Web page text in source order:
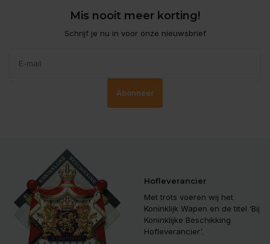
Mis nooit meer korting!
Schrijf je nu in voor onze nieuwsbrief
Abonneer
Hofleverancier
Met trots voeren wij het
Koninklijk Wapen en de titel ‘Bij
Koninklijke Beschikking
Hofleverancier'.